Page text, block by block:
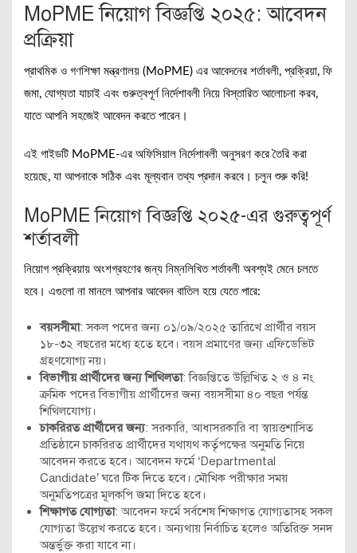
MoPME নিয়োগ বিজ্ঞপ্তি ২০২৫: আবেদন
প্রক্রিয়া
প্রাথমিক ও গণশিক্ষা মন্ত্রণালয় (MoPME) এর আবেদনের শর্তাবলী, প্রক্রিয়া, ফি
জমা, যোগ্যতা যাচাই এবং গুরুত্বপূর্ণ নির্দেশাবলী নিয়ে বিস্তারিত আলোচনা করব,
যাতে আপনি সহজেই আবেদন করতে পারেন।
এই গাইডটি MoPME-এর অফিসিয়াল নির্দেশাবলী অনুসরণ করে তৈরি করা
হয়েছে, যা আপনাকে সঠিক এবং মূল্যবান তথ্য প্রদান করবে। চলুন শুরু করি!
MoPME নিয়োগ বিজ্ঞপ্তি ২০২৫-এর গুরুত্বপূর্ণ
শর্তাবলী
নিয়োগ প্রক্রিয়ায় অংশগ্রহণের জন্য নিম্নলিখিত শর্তাবলী অবশ্যই মেনে চলতে
হবে। এগুলো না মানলে আপনার আবেদন বাতিল হয়ে যেতে পারে:
বয়সসীমা: সকল পদের জন্য ০১/০৯/২০২৫ তারিখে প্রার্থীর বয়স
১৮-৩২ বছরের মধ্যে হতে হবে। বয়স প্রমাণের জন্য এফিডেভিট
গ্রহণযোগ্য নয়।
বিভাগীয় প্রার্থীদের জন্য শিথিলতা: বিজ্ঞপ্তিতে উল্লিখিত ২ ও ৪ নং
ক্রমিক পদের বিভাগীয় প্রার্থীদের জন্য বয়সসীমা ৪০ বছর পর্যন্ত
শিথিলযোগ্য।
চাকরিরত প্রার্থীদের জন্য: সরকারি, আধাসরকারি বা স্বায়ত্তশাসিত
প্রতিষ্ঠানে চাকরিরত প্রার্থীদের যথাযথ কর্তৃপক্ষের অনুমতি নিয়ে
আবেদন করতে হবে। আবেদন ফর্মে ‘Departmental
Candidate’ ঘরে টিক দিতে হবে। মৌখিক পরীক্ষার সময়
অনুমতিপত্রের মূলকপি জমা দিতে হবে।
শিক্ষাগত যোগ্যতা: আবেদন ফর্মে সর্বশেষ শিক্ষাগত যোগ্যতাসহ সকল
যোগ্যতা উল্লেখ করতে হবে। অন্যথায় নির্বাচিত হলেও অতিরিক্ত সনদ
অন্তর্ভুক্ত করা যাবে না।